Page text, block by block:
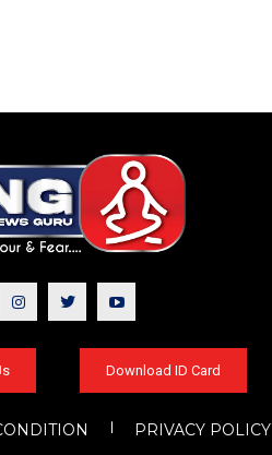
Download ID Card
PRIVACY POLICY